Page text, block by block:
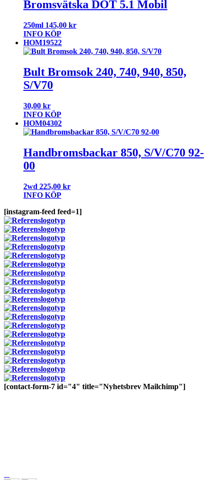
Bromsvätska DOT 5.1 Mobil
250ml 145,00 kr
INFO KÖP
HOM19522
Bult Bromsok 240, 740, 940, 850,
S/V70
30,00 kr
INFO KÖP
HOM04302
Handbromsbackar 850, S/V/C70 92-
00
2wd 225,00 kr
INFO KÖP
[instagram-feed feed=1]
[contact-form-7 id="4" title="Nyhetsbrev Mailchimp"]